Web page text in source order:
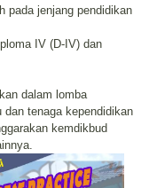
pada jenjang pendidikan
IV (D-IV) dan
dalam lomba
dan tenaga kependidikan
kemdikbud